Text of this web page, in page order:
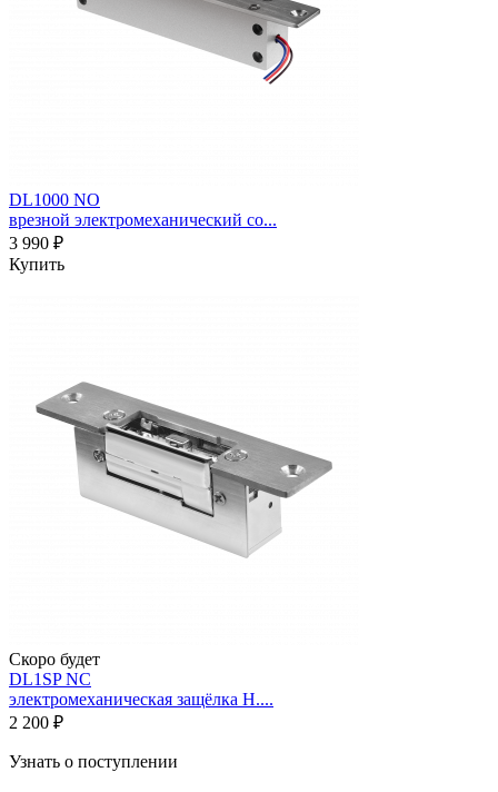
DL1000 NO
врезной электромеханический со...
3 990 ₽
Купить
Скоро будет
DL1SP NC
электромеханическая защёлка Н....
2 200 ₽
Узнать о поступлении